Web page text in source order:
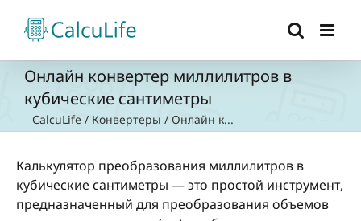
content
Онлайн конвертер миллилитров в
кубические сантиметры
CalcuLife / Конвертеры / Онлайн к...
Калькулятор преобразования миллилитров в
кубические сантиметры — это простой инструмент,
предназначенный для преобразования объемов